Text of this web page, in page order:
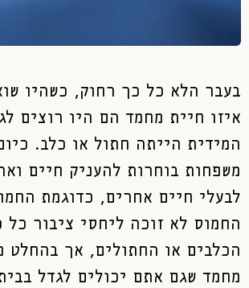
בעבר הלא כל כך רחוק, כשהיו
איזו חיית מחמד הם היו רוצים
המידית הייתה חתול או כלב.
משפחות בוחרות להעניק חיים
לבעלי חיים אחרים, כדוגמת
החמוס לא זוכה ליחסי ציבור כל
הכלבים או החתולים, אך בהחלט
מחמד שגם אתם יכולים לגדל